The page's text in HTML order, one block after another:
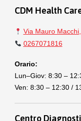
CDM Health
Via Mauro
0267071816
Orario:
Lun–Giov: 8:30 –
Ven: 8:30 – 12:30 /
Centro